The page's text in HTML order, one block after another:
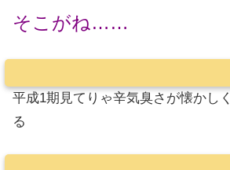
そこがね……
平成1期見てりゃ辛気臭さが懐かし
る